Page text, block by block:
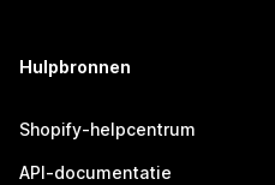
Hulpbronnen
Shopify-helpcentrum
API-documentatie